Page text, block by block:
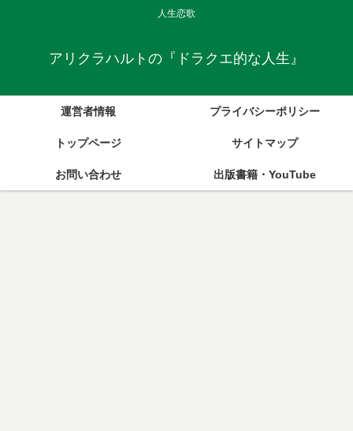
人生恋歌
アリクラハルトの『ドラクエ的な人生』
運営者情報 プライバシーポリシー
トップページ サイトマップ
お問い合わせ 出版書籍・YouTube